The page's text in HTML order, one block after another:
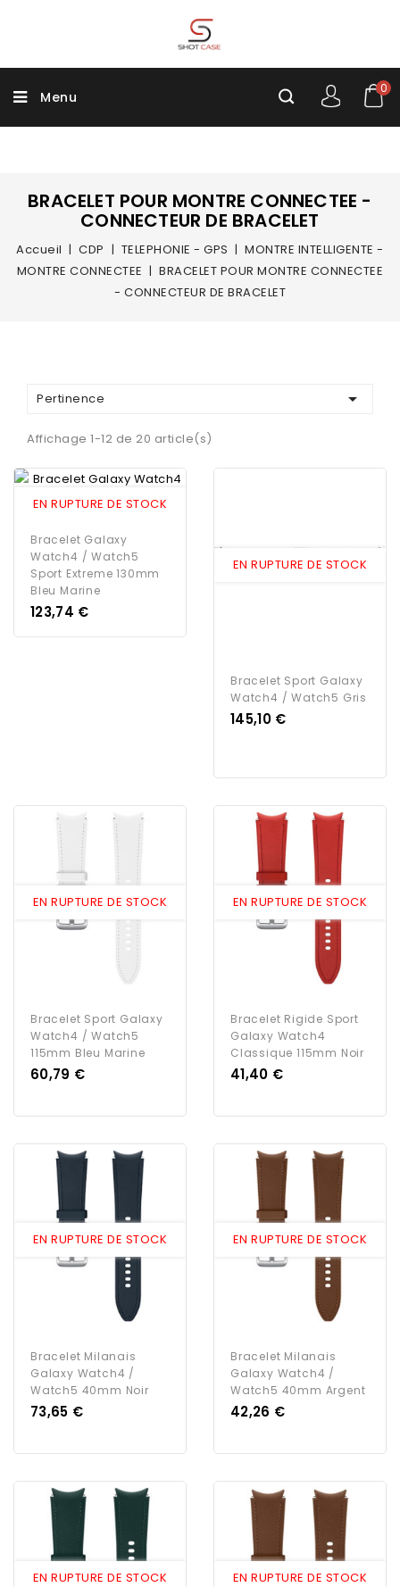
Menu
0
BRACELET POUR MONTRE CONNECTEE -
CONNECTEUR DE BRACELET
Accueil CDP TELEPHONIE - GPS
MONTRE INTELLIGENTE -
MONTRE CONNECTEE
BRACELET POUR MONTRE CONNECTEE
- CONNECTEUR DE BRACELET
Pertinence 
Affichage 1-12 de 20 article(s)
EN RUPTURE DE STOCK
Bracelet Galaxy
Watch4 / Watch5
Sport Extreme 130mm
Bleu Marine
Prix
123,74 €
EN RUPTURE DE STOCK
Bracelet Sport Galaxy
Watch4 / Watch5 Gris
Prix
145,10 €
EN RUPTURE DE STOCK
Bracelet Sport Galaxy
Watch4 / Watch5
115mm Bleu Marine
Prix
60,79 €
EN RUPTURE DE STOCK
Bracelet Rigide Sport
Galaxy Watch4
Classique 115mm Noir
Prix
41,40 €
EN RUPTURE DE STOCK
Bracelet Milanais
Galaxy Watch4 /
Watch5 40mm Noir
Prix
73,65 €
EN RUPTURE DE STOCK
Bracelet Milanais
Galaxy Watch4 /
Watch5 40mm Argent
Prix
42,26 €
EN RUPTURE DE STOCK EN RUPTURE DE STOCK